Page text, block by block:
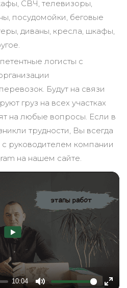
10:04
СВЧ, телевизоры,
посудомойки, беговые
диваны, кресла, шкафы,
логисты с
Будут на связи
груз на всех участках
на любые вопросы. Если в
трудности, Вы всегда
руководителем компании
на нашем сайте.